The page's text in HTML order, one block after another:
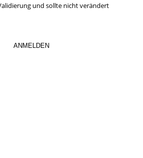
und sollte nicht verändert